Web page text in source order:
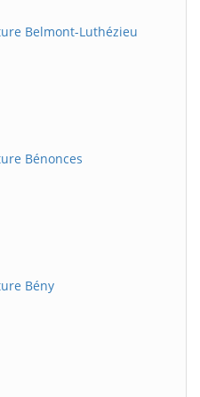
Belmont-Luthézieu
Bénonces
Bény